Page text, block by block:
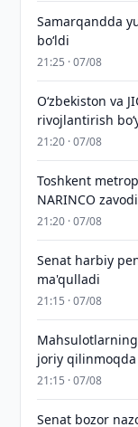
Samarqandda
bo‘ldi
21:25 · 07/08
Oʻzbekiston va
rivojlantirish
21:20 · 07/08
Toshkent
NARINCO
21:20 · 07/08
Senat harbiy
ma'qulladi
21:15 · 07/08
joriy qilinmoqda
21:15 · 07/08
Senat bozor